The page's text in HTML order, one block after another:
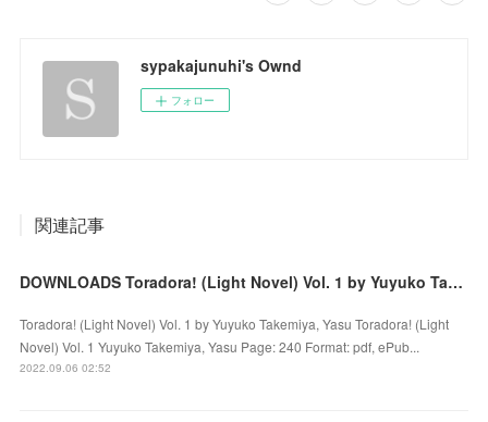
sypakajunuhi's Ownd
フォロー
関連記事
DOWNLOADS Toradora! (Light Novel) Vol. 1 by Yuyuko Takemiya, Yasu
Toradora! (Light Novel) Vol. 1 by Yuyuko Takemiya, Yasu Toradora! (Light
Novel) Vol. 1 Yuyuko Takemiya, Yasu Page: 240 Format: pdf, ePub...
2022.09.06 02:52